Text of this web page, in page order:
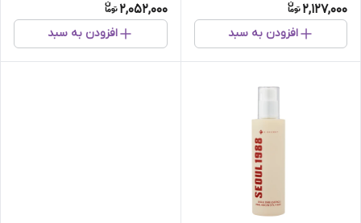
2,127,000
افزودن به سبد
2,052,000
افزودن به سبد